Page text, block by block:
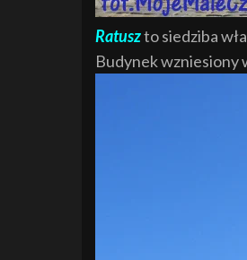
Ratuszto siedziba
Budynek wzniesiony